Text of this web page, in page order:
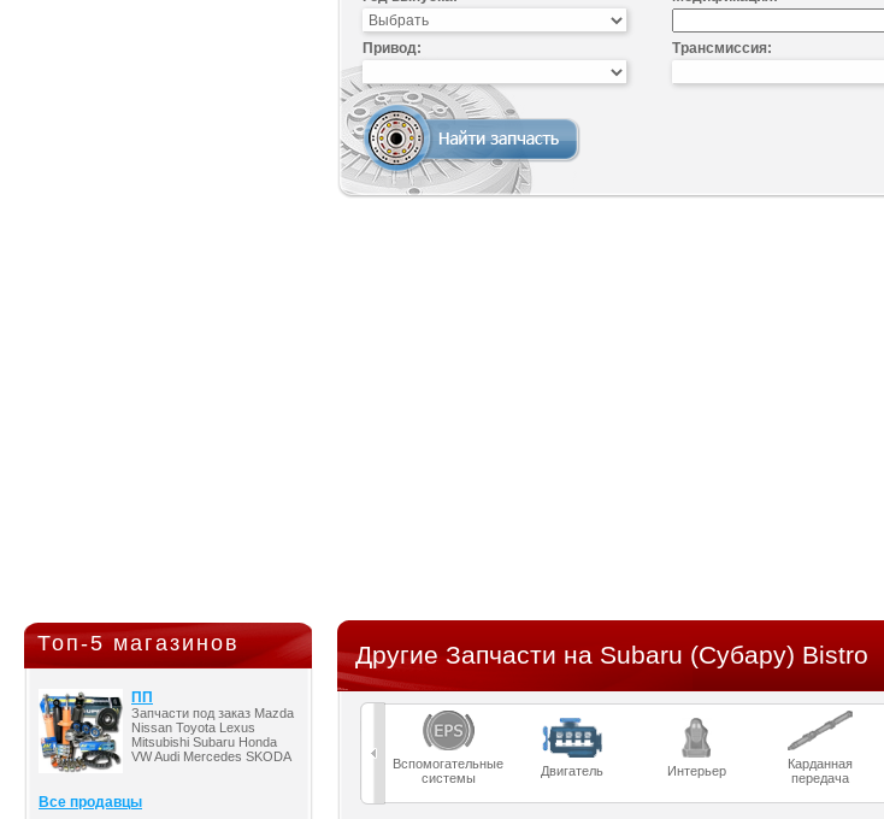
Топ-5 магазинов
ПП
Запчасти под заказ Mazda
Nissan Toyota Lexus
Mitsubishi Subaru Honda
VW Audi Mercedes SKODA
Все продавцы
Привод: Трансмиссия:
Другие Запчасти на Subaru (Субару) Bistro
Вспомогательные
системы
Двигатель Интерьер
Карданная
передача